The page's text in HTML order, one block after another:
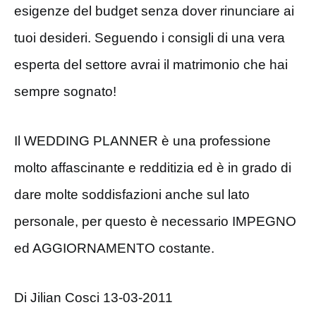
esigenze del budget senza dover rinunciare ai
tuoi desideri. Seguendo i consigli di una vera
esperta del settore avrai il matrimonio che hai
sempre sognato!
Il WEDDING PLANNER è una professione
molto affascinante e redditizia ed è in grado di
dare molte soddisfazioni anche sul lato
personale, per questo è necessario IMPEGNO
ed AGGIORNAMENTO costante.
Di Jilian Cosci 13-03-2011